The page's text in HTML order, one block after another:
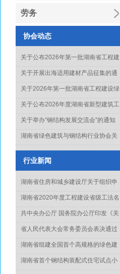
劳务
协会动态
关于公布2026年第一批湖南省工程建
设绿色建造行业工法名单的通知
关于开展出海适用建材产品征集的通
知
关于2026年第一批湖南省工程建设绿
色建造行业工法通过名单的公示
关于公布2026年度湖南省新型建筑工
业化项目、技术和产品推广目录库人
关于举办“钢结构发展交流会”的通知
湖南省绿色建筑与钢结构行业协会关
准》起草单位的通知
行业新闻
湖南省住房和城乡建设厅关于组织申
报2022年度科学技术计划项目的通知
湖南省2020年度工程建设省级工法名
单正式出炉
共中央办公厅 国务院办公厅印发《关
于推动城乡建设绿色发展的意见》
省人民代表大会常务委员会表决通过
《湖南省绿色建筑发展条例》
湖南省组建全国首个高规格的绿色建
造专家委员会
湖南省首个钢结构装配式住宅试点小